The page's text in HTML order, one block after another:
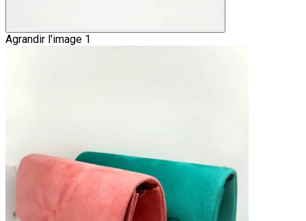
Agrandir l'image 1